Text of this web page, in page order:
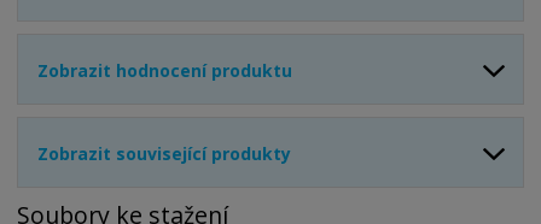
Zobrazit hodnocení produktu
Zobrazit související produkty
Soubory ke stažení